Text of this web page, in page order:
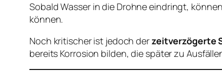
Sobald Wasser in die Drohne eindringt,
können.
Noch kritischer ist jedoch derzeitverzögerte
bereits Korrosion bilden, die später zu